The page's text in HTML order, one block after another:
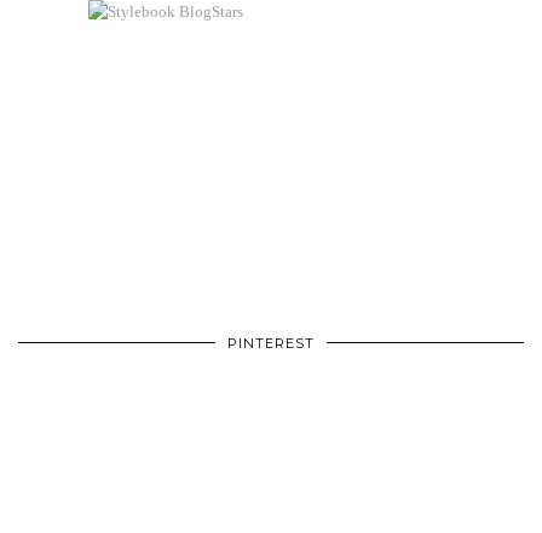
PINTEREST